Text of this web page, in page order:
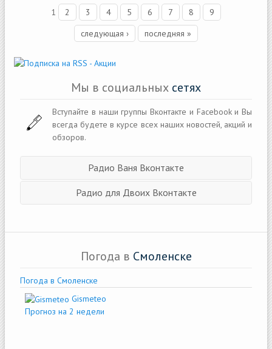
1 2 3 4 5 6 7 8
9
следующая ›
последняя »
Мы в социальных сетях
Вступайте в наши группы Вконтакте и Facebook и Вы
всегда будете в курсе всех наших новостей, акций и
обзоров.
Радио Ваня Вконтакте
Радио для Двоих Вконтакте
Погода в Смоленске
Погода в Смоленске
Gismeteo
Прогноз на 2 недели